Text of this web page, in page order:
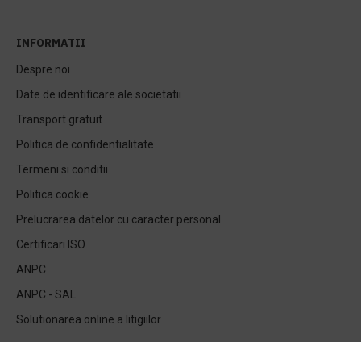
INFORMATII
Despre noi
Date de identificare ale societatii
Transport gratuit
Politica de confidentialitate
Termeni si conditii
Politica cookie
Prelucrarea datelor cu caracter personal
Certificari ISO
ANPC
ANPC - SAL
Solutionarea online a litigiilor